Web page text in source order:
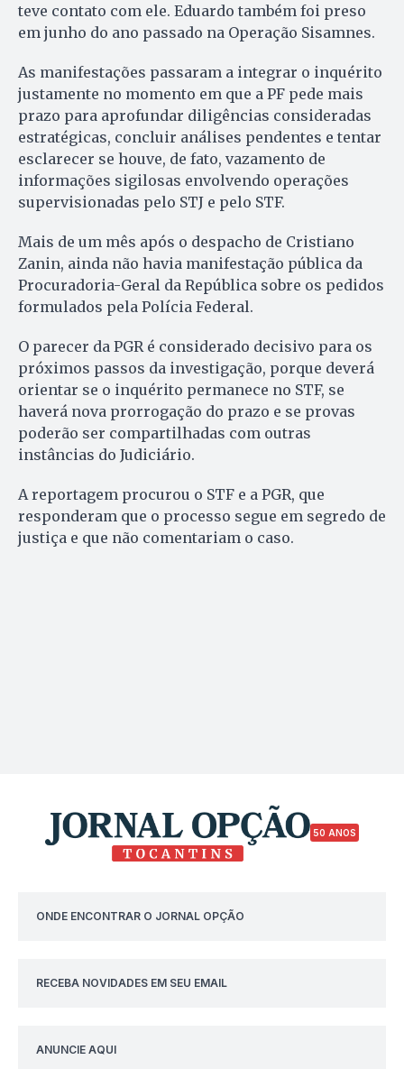
teve contato com ele. Eduardo também foi preso
em junho do ano passado na Operação Sisamnes.
As manifestações passaram a integrar o inquérito
justamente no momento em que a PF pede mais
prazo para aprofundar diligências consideradas
estratégicas, concluir análises pendentes e tentar
esclarecer se houve, de fato, vazamento de
informações sigilosas envolvendo operações
supervisionadas pelo STJ e pelo STF.
Mais de um mês após o despacho de Cristiano
Zanin, ainda não havia manifestação pública da
Procuradoria-Geral da República sobre os pedidos
formulados pela Polícia Federal.
O parecer da PGR é considerado decisivo para os
próximos passos da investigação, porque deverá
orientar se o inquérito permanece no STF, se
haverá nova prorrogação do prazo e se provas
poderão ser compartilhadas com outras
instâncias do Judiciário.
A reportagem procurou o STF e a PGR, que
responderam que o processo segue em segredo de
justiça e que não comentariam o caso.
50 ANOS
ONDE ENCONTRAR O JORNAL OPÇÃO
RECEBA NOVIDADES EM SEU EMAIL
ANUNCIE AQUI